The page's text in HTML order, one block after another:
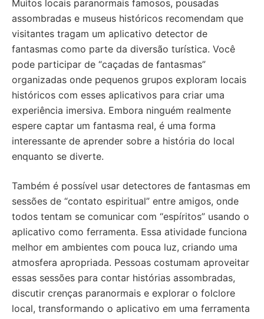
Muitos locais paranormais famosos, pousadas
assombradas e museus históricos recomendam que
visitantes tragam um aplicativo detector de
fantasmas como parte da diversão turística. Você
pode participar de “caçadas de fantasmas”
organizadas onde pequenos grupos exploram locais
históricos com esses aplicativos para criar uma
experiência imersiva. Embora ninguém realmente
espere captar um fantasma real, é uma forma
interessante de aprender sobre a história do local
enquanto se diverte.
Também é possível usar detectores de fantasmas em
sessões de “contato espiritual” entre amigos, onde
todos tentam se comunicar com “espíritos” usando o
aplicativo como ferramenta. Essa atividade funciona
melhor em ambientes com pouca luz, criando uma
atmosfera apropriada. Pessoas costumam aproveitar
essas sessões para contar histórias assombradas,
discutir crenças paranormais e explorar o folclore
local, transformando o aplicativo em uma ferramenta